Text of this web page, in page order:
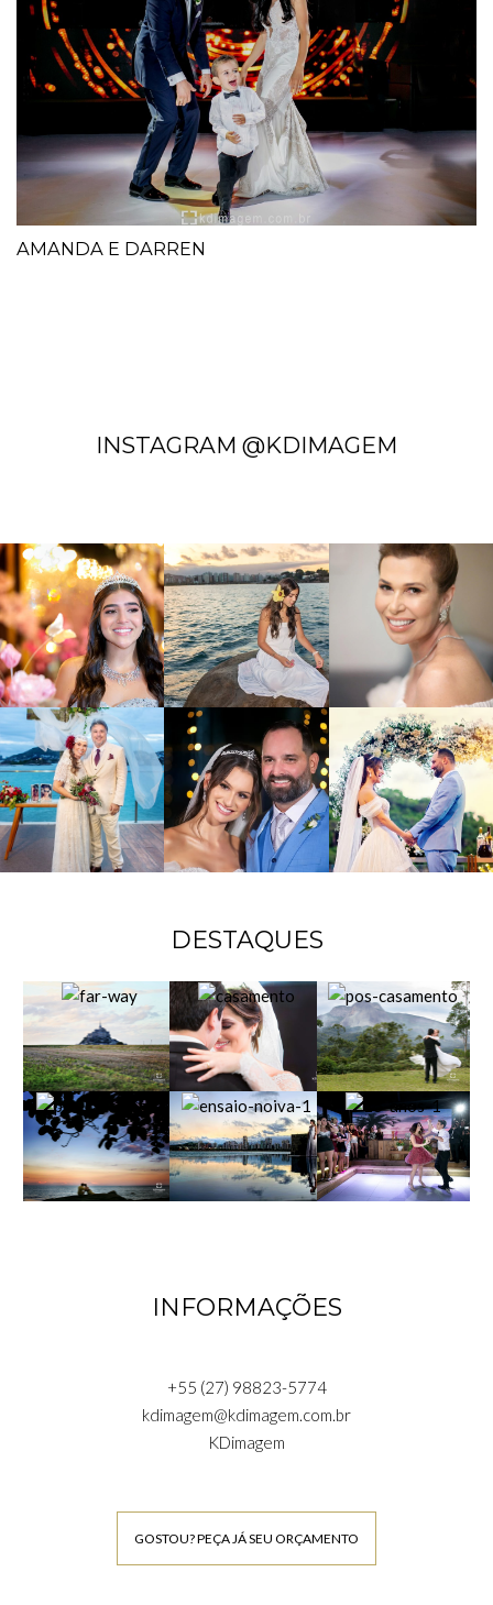
AMANDA E DARREN
INSTAGRAM @KDIMAGEM
DESTAQUES
INFORMAÇÕES
+55 (27) 98823-5774
kdimagem@kdimagem.com.br
KDimagem
GOSTOU? PEÇA JÁ SEU ORÇAMENTO